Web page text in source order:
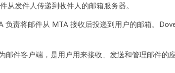
从发件人传递到收件人的邮箱服务器。
负责将邮件从 MTA 接收后投递到用户的邮箱。
邮件客户端，是用户用来接收、发送和管理邮件的